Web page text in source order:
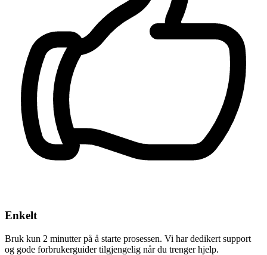
Enkelt
Bruk kun 2 minutter på å starte prosessen. Vi har dedikert support
og gode forbrukerguider tilgjengelig når du trenger hjelp.